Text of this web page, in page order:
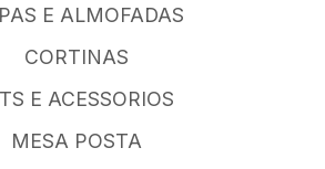
E ALMOFADAS
CORTINAS
E ACESSORIOS
MESA POSTA